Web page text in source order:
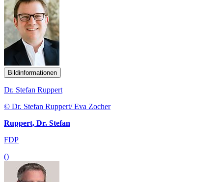
Bildinformationen
Dr. Stefan Ruppert
© Dr. Stefan Ruppert/ Eva Zocher
Ruppert, Dr. Stefan
FDP
()